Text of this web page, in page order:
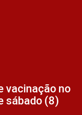
vacinação no
sábado (8)